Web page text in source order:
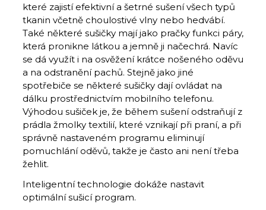
které zajistí efektivní a šetrné sušení všech typů
tkanin včetně choulostivé vlny nebo hedvábí.
Také některé sušičky mají jako pračky funkci páry,
která pronikne látkou a jemně ji načechrá. Navíc
se dá využít i na osvěžení krátce nošeného oděvu
a na odstranění pachů. Stejně jako jiné
spotřebiče se některé sušičky dají ovládat na
dálku prostřednictvím mobilního telefonu.
Výhodou sušiček je, že během sušení odstraňují z
prádla žmolky textilií, které vznikají při praní, a při
správně nastaveném programu eliminují
pomuchlání oděvů, takže je často ani není třeba
žehlit.
Inteligentní technologie dokáže nastavit
optimální sušicí program.